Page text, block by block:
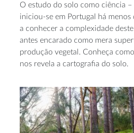
O estudo do solo como ciência –
iniciou-se em Portugal há menos
a conhecer a complexidade
antes encarado como mera
produção vegetal. Conheça
nos revela a cartografia do solo.